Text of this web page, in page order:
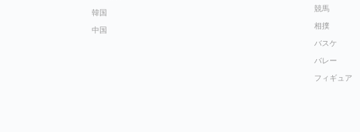
韓国
中国
競馬
相撲
バスケ
バレー
フィギュア